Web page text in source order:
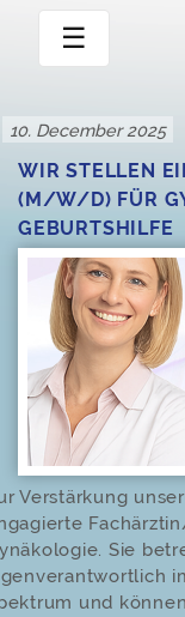
☰
CONTENT
Posted
10. December 2025
WIR STELLEN
(M/W/D) FÜR
GEBURTSHILFE
Verstärkung
Sie
und